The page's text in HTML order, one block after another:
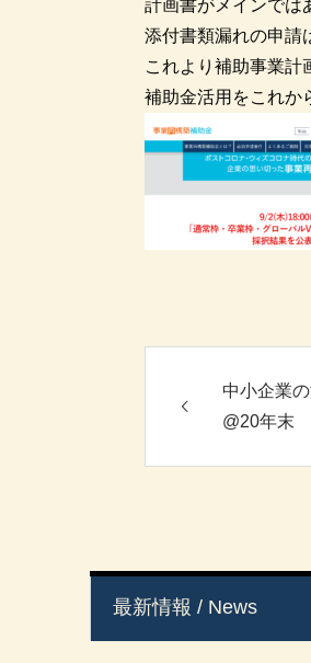
計画書がメインでは
添付書類漏れの申請
これより補助事業計
補助金活用をこれか
中小企業
@20年末
最新情報 / News